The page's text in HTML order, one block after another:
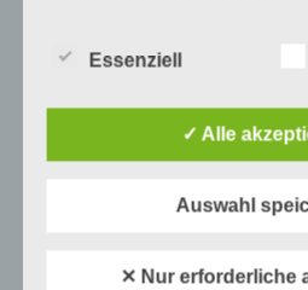
unter anderem die folgenden
a) personenbezogene
Personenbezogene
Folgenden „betroffene
Essenziell
✓ Alle
Auswahl
✕ Nur erforderliche